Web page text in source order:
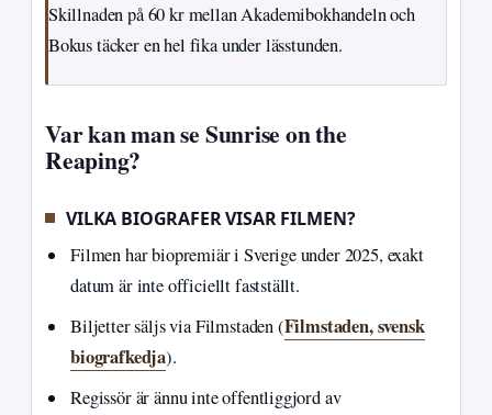
Skillnaden på 60 kr mellan Akademibokhandeln och
Bokus täcker en hel fika under lässtunden.
Var kan man se Sunrise on the
Reaping?
VILKA BIOGRAFER VISAR FILMEN?
Filmen har biopremiär i Sverige under 2025, exakt
datum är inte officiellt fastställt.
Biljetter säljs via Filmstaden (Filmstaden, svensk
biografkedja).
Regissör är ännu inte offentliggjord av